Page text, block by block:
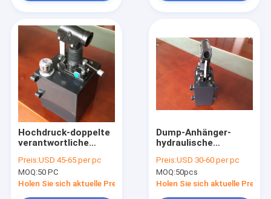
Produkte
Über uns
Fabrik-Ausflug
Qualitätskontrolle
Nachrichten
Hochdruck-doppelte
verantwortliche
Handpumpe 25/45/65
P.M. für Tralier
Preis:USD 45-65 per pc
MOQ:50 PC
Holen Sie sich aktuelle Preis
Dump-Anhänger-
hydraulische
einfachwirkende
hydraulische
Handpumpe
Preis:USD 30-60 per pc
MOQ:50pcs
Holen Sie sich aktuelle Preis